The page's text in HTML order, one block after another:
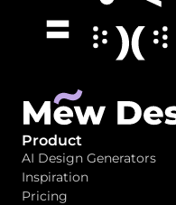
Product
AI Design Generators
Inspiration
Pricing